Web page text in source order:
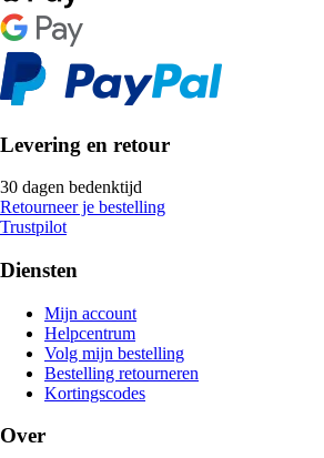
Levering en retour
30 dagen bedenktijd
Retourneer je bestelling
Trustpilot
Diensten
Mijn account
Helpcentrum
Volg mijn bestelling
Bestelling retourneren
Kortingscodes
Over